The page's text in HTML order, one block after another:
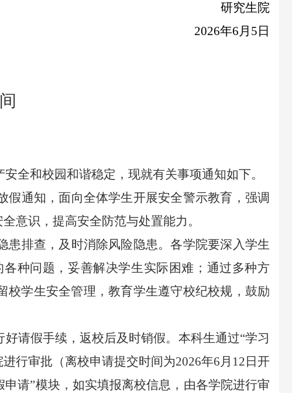
研究生院
2026年6月 5 日
全和校园和谐稳定，现就有关事项通知如下。
通知，面向全体学生开展安全警示教育，强调
意识，提高安全防范与处置能力。
排查，及时消除风险隐患。各学院要深入学生
种问题，妥善解决学生实际困难；通过多种方
学生安全管理，教育学生遵守校纪校规，鼓励
请假手续，返校后及时销假。本科生通过“学习
行审批（离校申请提交时间为2026年6月12日开
请”模块，如实填报离校信息，由各学院进行审